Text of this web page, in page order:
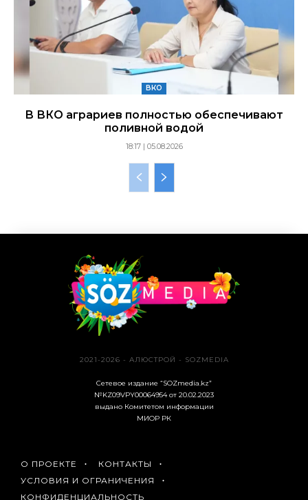
ВКО
В ВКО аграриев полностью обеспечивают
поливной водой
18:17 | 05.08.2026
2021-2026 - АЛЮСТРОЙ - SOZMEDIA
Сетевое издание “SOZmedia.kz”
№KZ09VPY00064954 от 20.02.2023
выдано Комитетом информации
МИОР РК
О ПРОЕКТЕ
КОНТАКТЫ
УСЛОВИЯ И ОГРАНИЧЕНИЯ
КОНФИДЕНЦИАЛЬНОСТЬ